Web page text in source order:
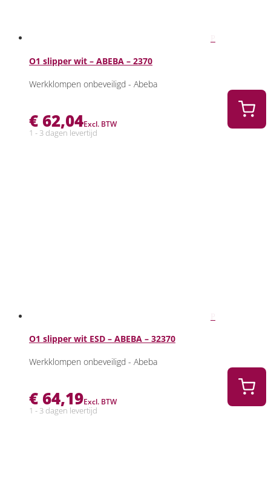
O1 slipper wit – ABEBA – 2370
Werkklompen onbeveiligd - Abeba
€ 62,04Excl. BTW
1 - 3 dagen levertijd
O1 slipper wit ESD – ABEBA – 32370
Werkklompen onbeveiligd - Abeba
€ 64,19Excl. BTW
1 - 3 dagen levertijd